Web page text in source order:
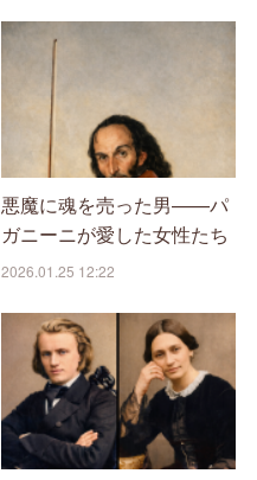
悪魔に魂を売った男——パ
ガニーニが愛した女性たち
2026.01.25 12:22